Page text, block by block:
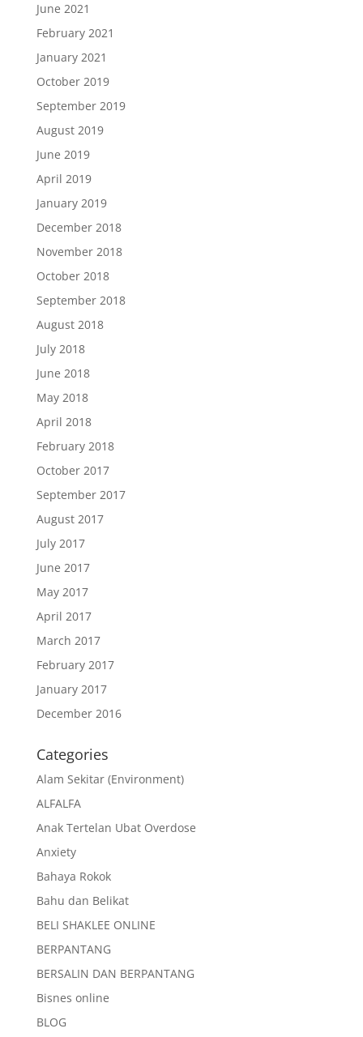
June 2021
February 2021
January 2021
October 2019
September 2019
August 2019
June 2019
April 2019
January 2019
December 2018
November 2018
October 2018
September 2018
August 2018
July 2018
June 2018
May 2018
April 2018
February 2018
October 2017
September 2017
August 2017
July 2017
June 2017
May 2017
April 2017
March 2017
February 2017
January 2017
December 2016
Categories
Alam Sekitar (Environment)
ALFALFA
Anak Tertelan Ubat Overdose
Anxiety
Bahaya Rokok
Bahu dan Belikat
BELI SHAKLEE ONLINE
BERPANTANG
BERSALIN DAN BERPANTANG
Bisnes online
BLOG